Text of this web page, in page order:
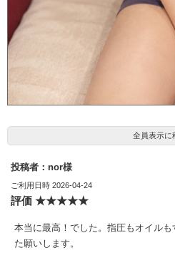
全員表示に
投稿者：nor様
ご利用日時 2026-04-24
評価 ★★★★★
本当に最高！でした。指圧もオイル
た願いします。